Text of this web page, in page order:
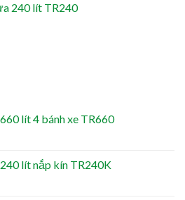
240 lít TR240
lít 4 bánh xe TR660
lít nắp kín TR240K